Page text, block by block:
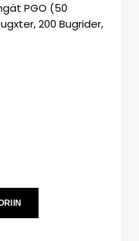
PGO (50
200 Bugrider,